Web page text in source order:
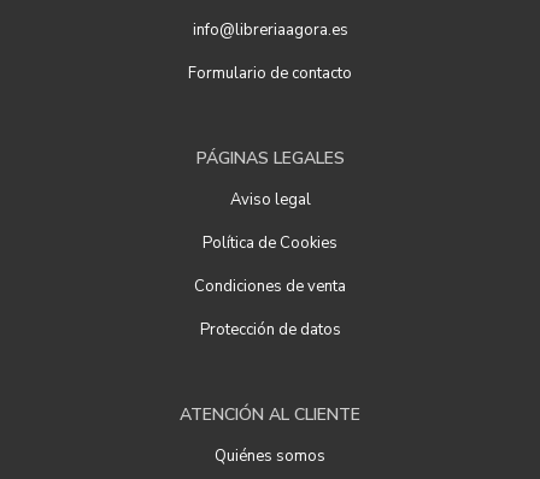
info@libreriaagora.es
Formulario de contacto
PÁGINAS LEGALES
Aviso legal
Política de Cookies
Condiciones de venta
Protección de datos
ATENCIÓN AL CLIENTE
Quiénes somos